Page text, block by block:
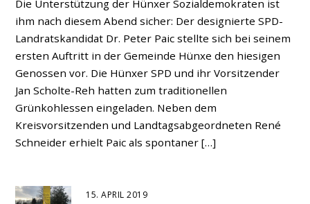
Die Unterstützung der Hünxer Sozialdemokraten ist
ihm nach diesem Abend sicher: Der designierte SPD-
Landratskandidat Dr. Peter Paic stellte sich bei seinem
ersten Auftritt in der Gemeinde Hünxe den hiesigen
Genossen vor. Die Hünxer SPD und ihr Vorsitzender
Jan Scholte-Reh hatten zum traditionellen
Grünkohlessen eingeladen. Neben dem
Kreisvorsitzenden und Landtagsabgeordneten René
Schneider erhielt Paic als spontaner […]
15. APRIL 2019